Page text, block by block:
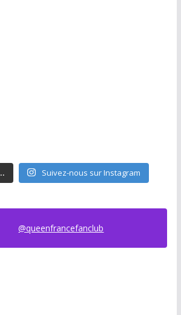
Suivez-nous sur Instagram
@queenfrancefanclub